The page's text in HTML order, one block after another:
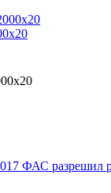
ФАС разрешил